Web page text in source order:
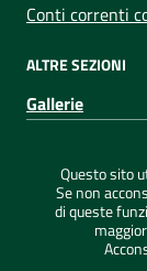
Conti correnti
ALTRE SEZIONI
Gallerie
Credits |
2026
Questo sito
Se non
di queste